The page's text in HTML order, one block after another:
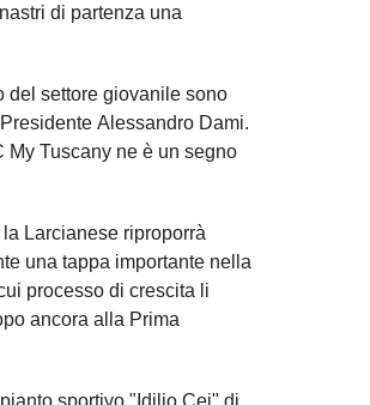
di partenza una
del settore giovanile sono
Alessandro Dami.
Tuscany ne è un segno
Larcianese riproporrà
una tappa importante nella
processo di crescita li
ancora alla Prima
sportivo "Idilio Cei" di